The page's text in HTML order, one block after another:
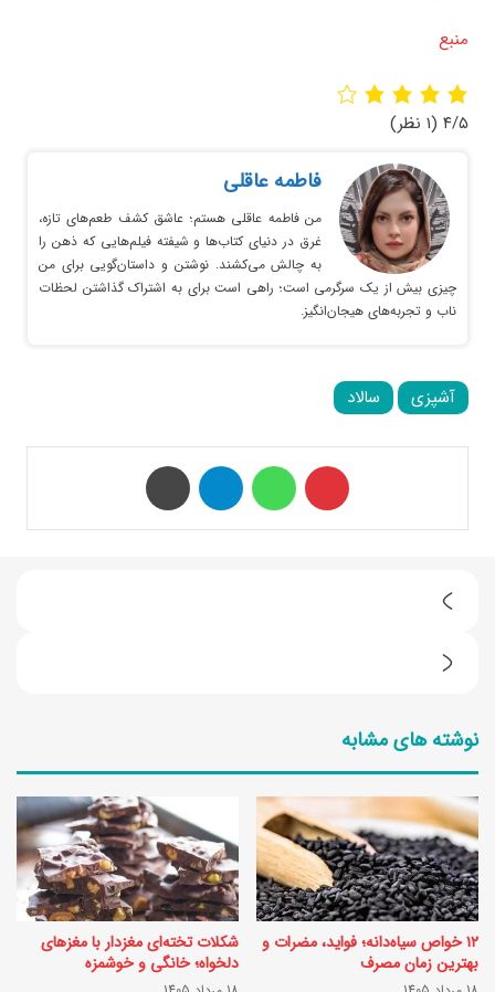
منبع
۴/۵ (۱ نظر)
فاطمه عاقلی
من فاطمه عاقلی هستم؛ عاشق کشف طعم‌های تازه،
غرق در دنیای کتاب‌ها و شیفته فیلم‌هایی که ذهن را
به چالش می‌کشند. نوشتن و داستان‌گویی برای من
چیزی بیش از یک سرگرمی است؛ راهی است برای به اشتراک گذاشتن لحظات
ناب و تجربه‌های هیجان‌انگیز.
آشپزی سالاد
ل
ر
ی
خ
و
ر
ا
ک
ی
ه
اُ
ب
ن
نوشته های مشابه
۱۲ خواص سیاه‌دانه؛ فواید، مضرات و
بهترین زمان مصرف
شکلات تخته‌ای مغزدار با مغزهای
دلخواه؛ خانگی و خوشمزه